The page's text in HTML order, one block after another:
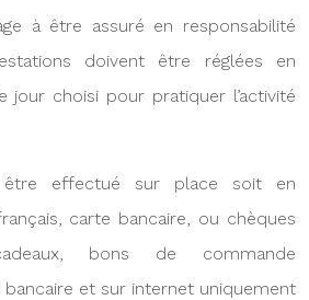
à être assuré en responsabilité
doivent être réglées en
choisi pour pratiquer l’activité
effectué sur place soit en
carte bancaire, ou chèques
bons de commande
et sur internet uniquement